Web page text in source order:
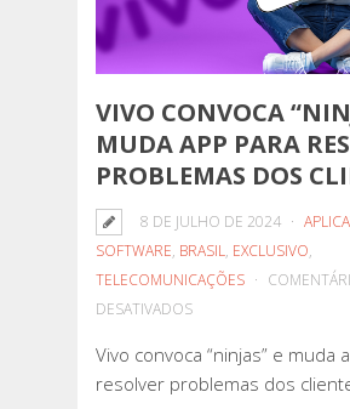
VIVO CONVOCA
MUDA APP PARA
PROBLEMAS DOS
8 DE JULHO DE 2024
SOFTWARE, BRASIL, EXCLUSIVO,
TELECOMUNICAÇÕES
DESATIVADOSEM
CONVOCA
“NINJAS”
Vivo convoca “ninjas” e muda
resolver problemas dos